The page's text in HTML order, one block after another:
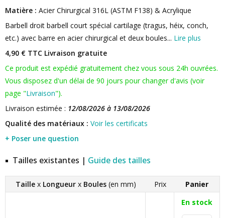
Matière : Acier Chirurgical 316L (ASTM F138) & Acrylique
Barbell droit barbell court spécial cartilage (tragus, héix, conch,
etc.) avec barre en acier chirurgical et deux boules... Lire plus
4,90 € TTC Livraison gratuite
Ce produit est expédié gratuitement chez vous sous 24h ouvrées.
Vous disposez d'un délai de 90 jours pour changer d'avis (voir
page "Livraison").
Livraison estimée : 12/08/2026 à 13/08/2026
Qualité des matériaux : Voir les certificats
+ Poser une question
Tailles existantes | Guide des tailles
Taille x Longueur x Boules (en mm) Prix Panier
En stock